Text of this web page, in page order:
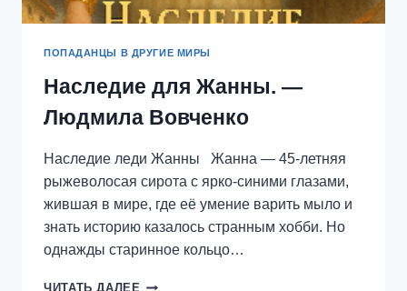
ПОПАДАНЦЫ В ДРУГИЕ МИРЫ
Наследие для Жанны. —
Людмила Вовченко
Наследие леди Жанны Жанна — 45-летняя
рыжеволосая сирота с ярко-синими глазами,
жившая в мире, где её умение варить мыло и
знать историю казалось странным хобби. Но
однажды старинное кольцо…
ЧИТАТЬ ДАЛЕЕ НАСЛЕДИЕ